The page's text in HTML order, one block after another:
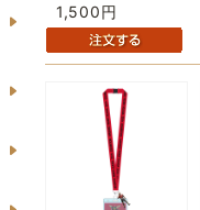
1,500円